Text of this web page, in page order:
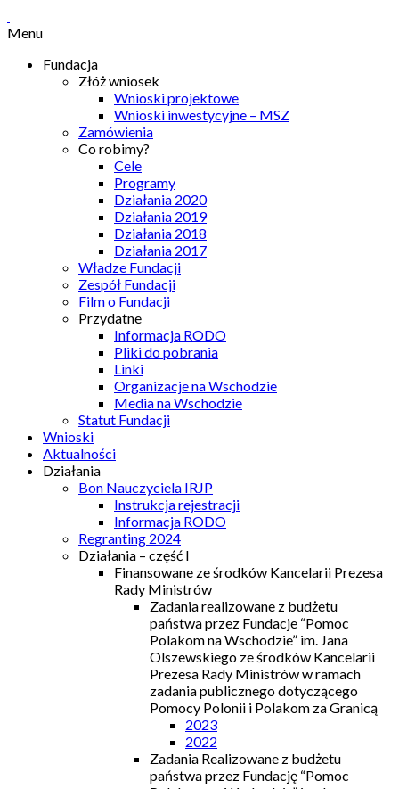
Menu
Fundacja
Złóż wniosek
Wnioski projektowe
Wnioski inwestycyjne – MSZ
Zamówienia
Co robimy?
Cele
Programy
Działania 2020
Działania 2019
Działania 2018
Działania 2017
Władze Fundacji
Zespół Fundacji
Film o Fundacji
Przydatne
Informacja RODO
Pliki do pobrania
Linki
Organizacje na Wschodzie
Media na Wschodzie
Statut Fundacji
Wnioski
Aktualności
Działania
Bon Nauczyciela IRJP
Instrukcja rejestracji
Informacja RODO
Regranting 2024
Działania – część I
Finansowane ze środków Kancelarii Prezesa
Rady Ministrów
Zadania realizowane z budżetu
państwa przez Fundacje “Pomoc
Polakom na Wschodzie” im. Jana
Olszewskiego ze środków Kancelarii
Prezesa Rady Ministrów w ramach
zadania publicznego dotyczącego
Pomocy Polonii i Polakom za Granicą
2023
2022
Zadania Realizowane z budżetu
państwa przez Fundację “Pomoc